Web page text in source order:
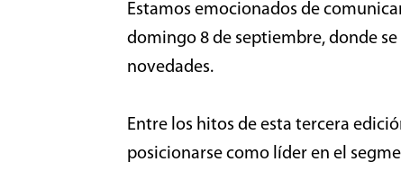
Estamos emocionados de
domingo 8 de septiembre, donde
novedades.
Entre los hitos de esta tercera
posicionarse como líder en el